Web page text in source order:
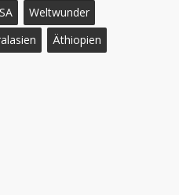
Weltwunder
Äthiopien